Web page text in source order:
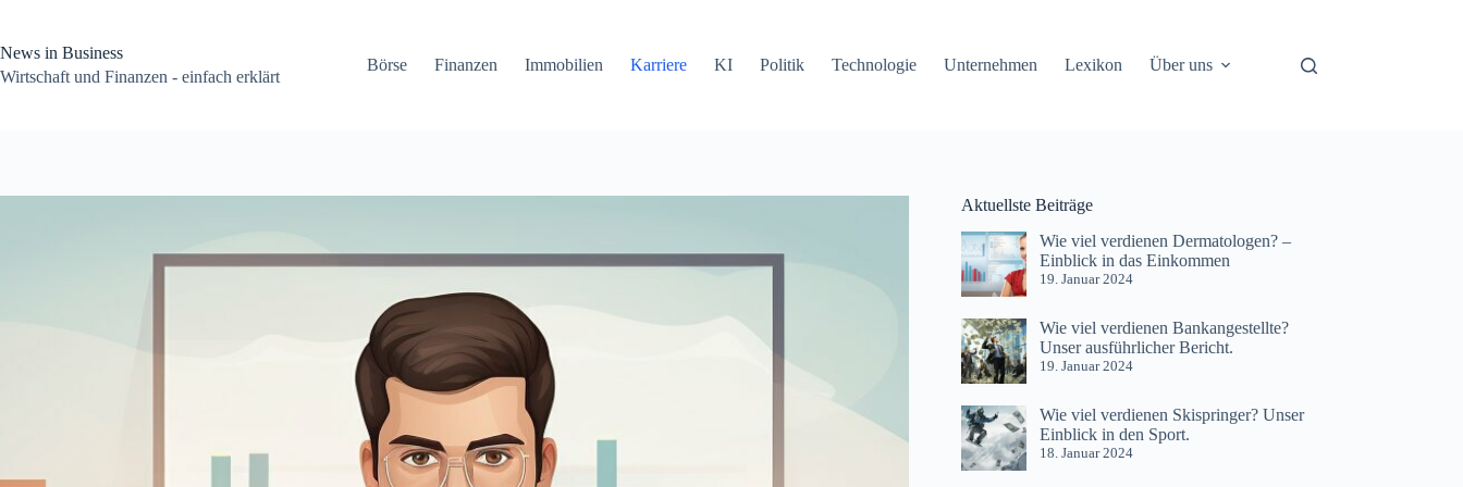
springen
News in Business
Wirtschaft und Finanzen - einfach erklärt
Börse Finanzen Immobilien Karriere KI Politik Technologie Unternehmen Lexikon Über uns
Aktuellste Beiträge
Wie viel verdienen Dermatologen? –
Einblick in das Einkommen
19. Januar 2024
Wie viel verdienen Bankangestellte?
Unser ausführlicher Bericht.
19. Januar 2024
Wie viel verdienen Skispringer? Unser
Einblick in den Sport.
18. Januar 2024